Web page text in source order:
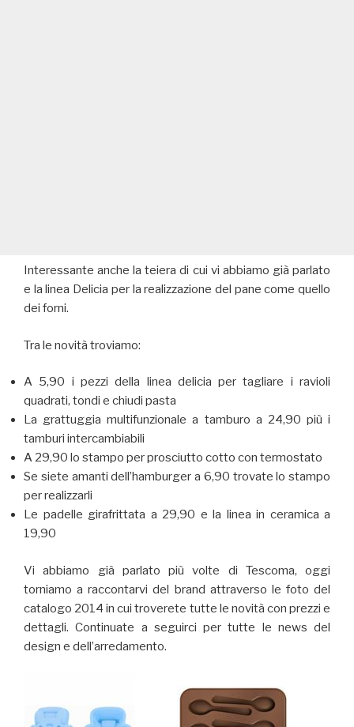
Interessante anche la teiera di cui vi abbiamo già parlato
e la linea Delicia per la realizzazione del pane come quello
dei forni.
Tra le novità troviamo:
A 5,90 i pezzi della linea delicia per tagliare i ravioli
quadrati, tondi e chiudi pasta
La grattuggia multifunzionale a tamburo a 24,90 più i
tamburi intercambiabili
A 29,90 lo stampo per prosciutto cotto con termostato
Se siete amanti dell’hamburger a 6,90 trovate lo stampo
per realizzarli
Le padelle girafrittata a 29,90 e la linea in ceramica a
19,90
Vi abbiamo già parlato più volte di Tescoma, oggi
torniamo a raccontarvi del brand attraverso le foto del
catalogo 2014 in cui troverete tutte le novità con prezzi e
dettagli. Continuate a seguirci per tutte le news del
design e dell’arredamento.